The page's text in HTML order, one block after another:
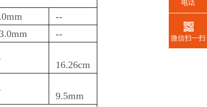
--
--
16.26cm
9.5mm
电话
微信扫一扫